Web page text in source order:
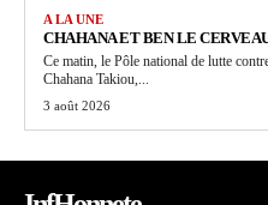
A LA UNE
CHAHANA ET BEN LE
Ce matin, le Pôle national de lutte
Chahana Takiou,...
3 août 2026